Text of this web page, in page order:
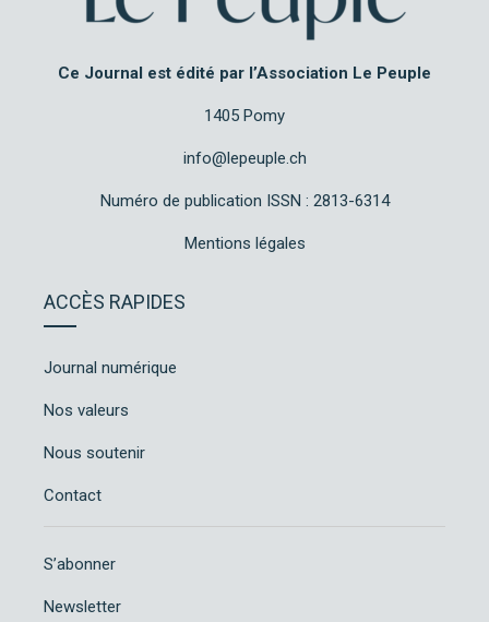
Ce Journal est édité par l’Association Le Peuple
1405 Pomy
info@lepeuple.ch
Numéro de publication ISSN : 2813-6314
Mentions légales
ACCÈS RAPIDES
Journal numérique
Nos valeurs
Nous soutenir
Contact
S’abonner
Newsletter